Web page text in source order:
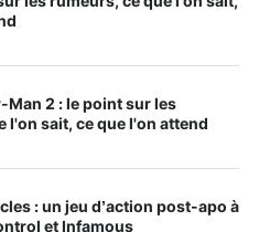
Man 2 : le point sur les
l'on sait, ce que l'on attend
: un jeu d’action post-apo à
et Infamous